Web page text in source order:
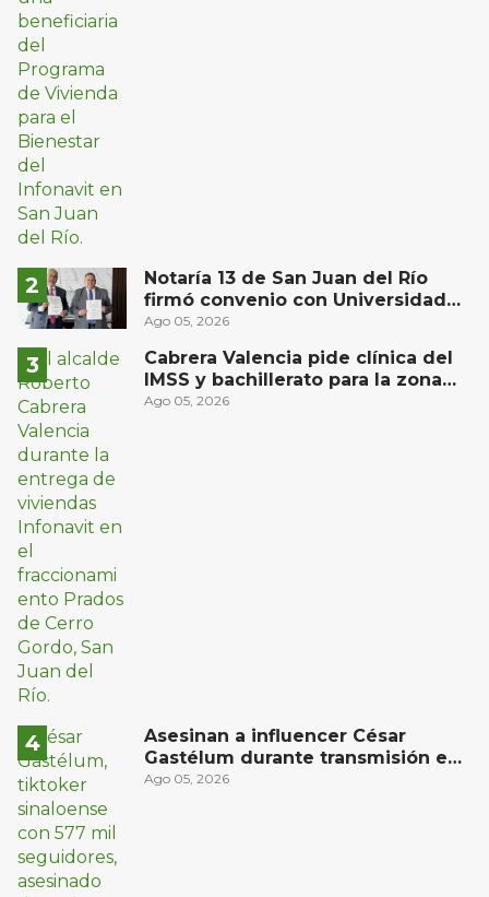
Notaría 13 de San Juan del Río
firmó convenio con Universidad
Privada del Bajío para recibir
Ago 05, 2026
Cabrera Valencia pide clínica del
IMSS y bachillerato para la zona
oriente de San Juan del Río
Ago 05, 2026
Asesinan a influencer César
Gastélum durante transmisión en
vivo en Sinaloa
Ago 05, 2026